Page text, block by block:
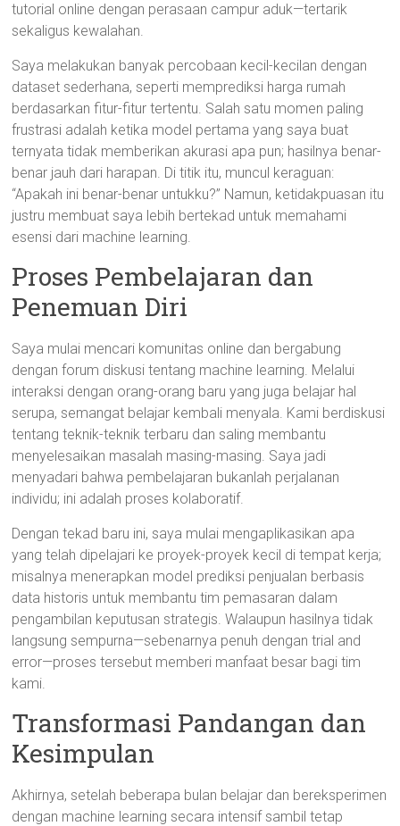
tutorial online dengan perasaan campur aduk—tertarik
sekaligus kewalahan.
Saya melakukan banyak percobaan kecil-kecilan dengan
dataset sederhana, seperti memprediksi harga rumah
berdasarkan fitur-fitur tertentu. Salah satu momen paling
frustrasi adalah ketika model pertama yang saya buat
ternyata tidak memberikan akurasi apa pun; hasilnya benar-
benar jauh dari harapan. Di titik itu, muncul keraguan:
“Apakah ini benar-benar untukku?” Namun, ketidakpuasan itu
justru membuat saya lebih bertekad untuk memahami
esensi dari machine learning.
Proses Pembelajaran dan
Penemuan Diri
Saya mulai mencari komunitas online dan bergabung
dengan forum diskusi tentang machine learning. Melalui
interaksi dengan orang-orang baru yang juga belajar hal
serupa, semangat belajar kembali menyala. Kami berdiskusi
tentang teknik-teknik terbaru dan saling membantu
menyelesaikan masalah masing-masing. Saya jadi
menyadari bahwa pembelajaran bukanlah perjalanan
individu; ini adalah proses kolaboratif.
Dengan tekad baru ini, saya mulai mengaplikasikan apa
yang telah dipelajari ke proyek-proyek kecil di tempat kerja;
misalnya menerapkan model prediksi penjualan berbasis
data historis untuk membantu tim pemasaran dalam
pengambilan keputusan strategis. Walaupun hasilnya tidak
langsung sempurna—sebenarnya penuh dengan trial and
error—proses tersebut memberi manfaat besar bagi tim
kami.
Transformasi Pandangan dan
Kesimpulan
Akhirnya, setelah beberapa bulan belajar dan bereksperimen
dengan machine learning secara intensif sambil tetap